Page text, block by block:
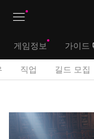
게임정보 가이드
직업 길드 모집
&